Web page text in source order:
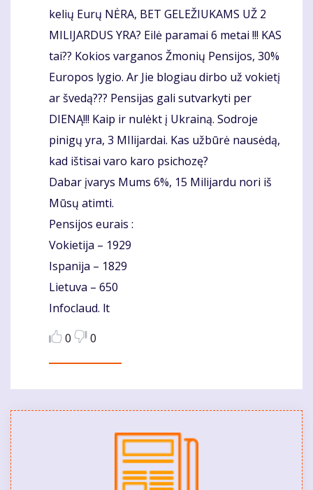
kelių Eurų NĖRA, BET GELEŽIUKAMS UŽ 2
MILIJARDUS YRA? Eilė paramai 6 metai !!! KAS
tai?? Kokios varganos Žmonių Pensijos, 30%
Europos lygio. Ar Jie blogiau dirbo už vokietį
ar švedą??? Pensijas gali sutvarkyti per
DIENĄ!!! Kaip ir nulėkt į Ukrainą. Sodroje
pinigų yra, 3 MIlijardai. Kas užbūrė nausėdą,
kad ištisai varo karo psichozę?
Dabar įvarys Mums 6%, 15 Milijardu nori iš
Mūsų atimti.
Pensijos eurais :
Vokietija – 1929
Ispanija – 1829
Lietuva – 650
Infoclaud. lt
0
0